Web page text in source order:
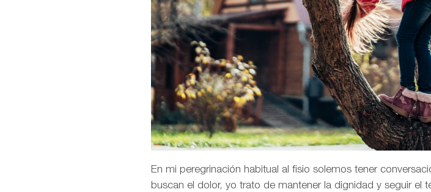
En mi peregrinación habitual al fisio solemos tener
buscan el dolor, yo trato de mantener la dignidad y seguir el